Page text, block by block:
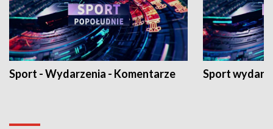
Sport - Wydarzenia - Komentarze Sport